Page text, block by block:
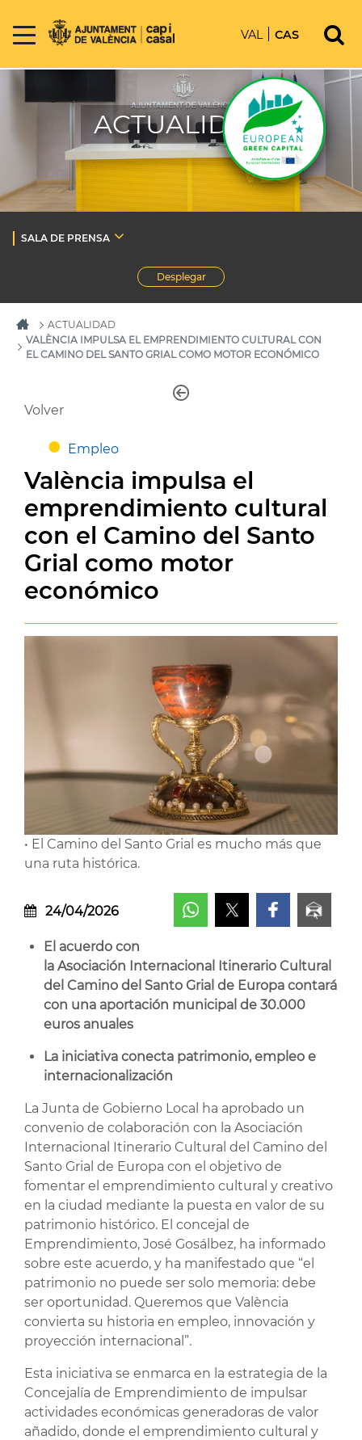
VAL CAS
ACTUALIDAD
SALA DE PRENSA
Desplegar
ACTUALIDAD
VALÈNCIA IMPULSA EL EMPRENDIMIENTO CULTURAL CON
EL CAMINO DEL SANTO GRIAL COMO MOTOR ECONÓMICO
Volver
Empleo
València impulsa el
emprendimiento cultural
con el Camino del Santo
Grial como motor
económico
• El Camino del Santo Grial es mucho más que
una ruta histórica.
24/04/2026
El acuerdo con
la Asociación Internacional Itinerario Cultural
del Camino del Santo Grial de Europa contará
con una aportación municipal de 30.000
euros anuales
La iniciativa conecta patrimonio, empleo e
internacionalización
La Junta de Gobierno Local ha aprobado un
convenio de colaboración con la Asociación
Internacional Itinerario Cultural del Camino del
Santo Grial de Europa con el objetivo de
fomentar el emprendimiento cultural y creativo
en la ciudad mediante la puesta en valor de su
patrimonio histórico. El concejal de
Emprendimiento, José Gosálbez, ha informado
sobre este acuerdo, y ha manifestado que “el
patrimonio no puede ser solo memoria: debe
ser oportunidad. Queremos que València
convierta su historia en empleo, innovación y
proyección internacional”.
Esta iniciativa se enmarca en la estrategia de la
Concejalía de Emprendimiento de impulsar
actividades económicas generadoras de valor
añadido, donde el emprendimiento cultural y